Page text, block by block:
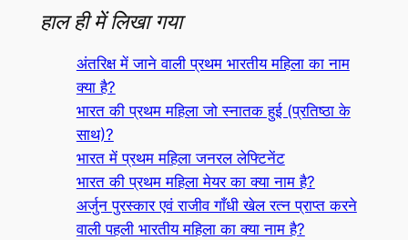
हाल ही में लिखा गया
अंतरिक्ष में जाने वाली प्रथम भारतीय महिला का नाम
क्या है?
भारत की प्रथम महिला जो स्नातक हुई (प्रतिष्ठा के
साथ)?
भारत में प्रथम महिला जनरल लेफ्टिनेंट
भारत की प्रथम महिला मेयर का क्या नाम है?
अर्जुन पुरस्कार एवं राजीव गाँधी खेल रत्न प्राप्त करने
वाली पहली भारतीय महिला का क्या नाम है?